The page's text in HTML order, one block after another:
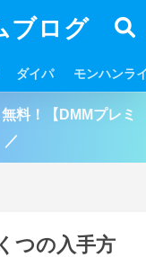
ブログ
ダイパ モンハンラ
料！【DMMプレミ
／
つの入手方